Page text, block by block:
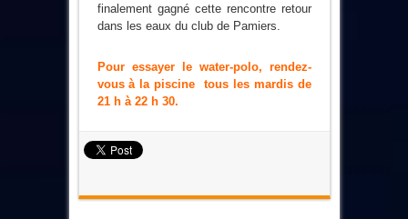
finalement gagné cette rencontre retour
dans les eaux du club de Pamiers.
Pour essayer le water-polo, rendez-
vous à la piscine tous les mardis de
21 h à 22 h 30.